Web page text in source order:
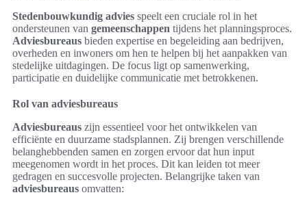
Stedenbouwkundig advies speelt een cruciale rol in het
ondersteunen van gemeenschappen tijdens het planningsproces.
Adviesbureaus bieden expertise en begeleiding aan bedrijven,
overheden en inwoners om hen te helpen bij het aanpakken van
stedelijke uitdagingen. De focus ligt op samenwerking,
participatie en duidelijke communicatie met betrokkenen.
Rol van adviesbureaus
Adviesbureaus zijn essentieel voor het ontwikkelen van
efficiënte en duurzame stadsplannen. Zij brengen verschillende
belanghebbenden samen en zorgen ervoor dat hun input
meegenomen wordt in het proces. Dit kan leiden tot meer
gedragen en succesvolle projecten. Belangrijke taken van
adviesbureaus omvatten: